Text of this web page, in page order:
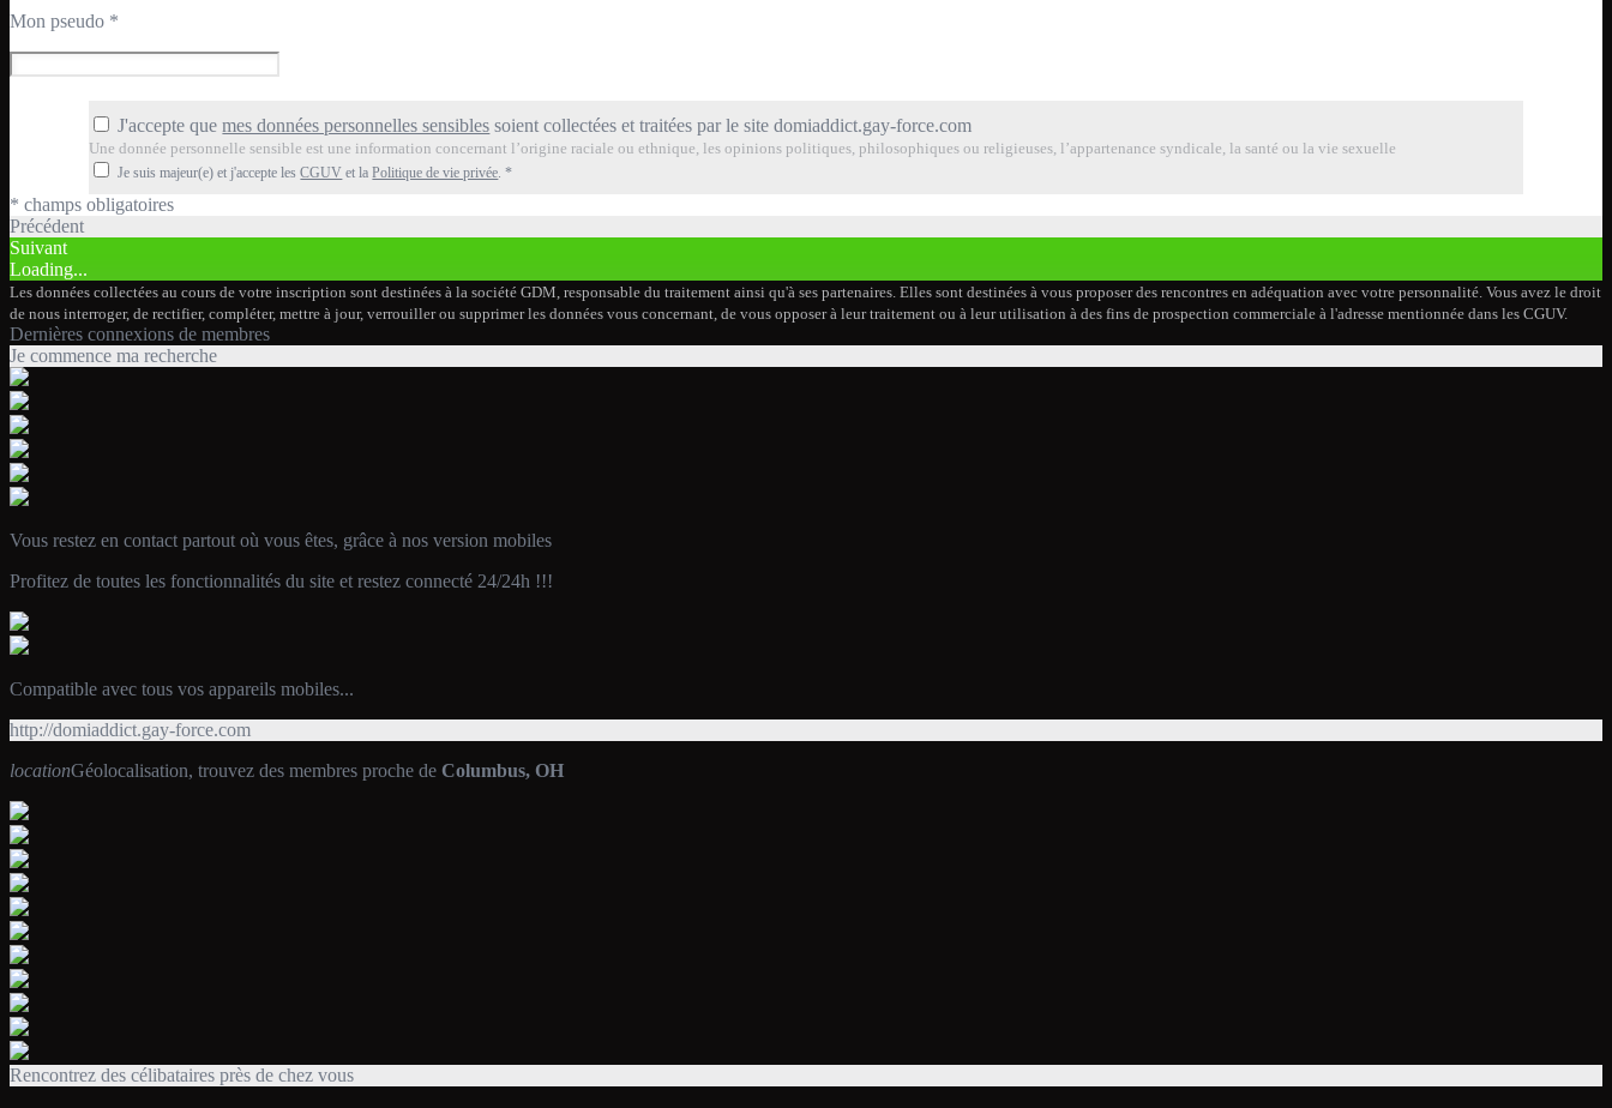
Mon pseudo *
J'accepte quemes données personnelles sensibles soient collectées et traitées par le site domiaddict.gay-force.com
Une donnée personnelle sensible est une information concernant l’origine raciale ou ethnique, les opinions politiques, philosophiques ou religieuses, l’appartenance syndicale, la santé ou la vie sexuelle
Je suis majeur(e) et j'accepte lesCGUV et laPolitique de vie privée .*
* champs obligatoires
Précédent
Suivant
Loading...
Les données collectées au cours de votre inscription sont destinées à la société GDM, responsable du traitement ainsi qu'à ses partenaires. Elles sont destinées à vous proposer des rencontres en adéquation avec votre personnalité. Vous avez le droit
de nous interroger, de rectifier, compléter, mettre à jour, verrouiller ou supprimer les données vous concernant, de vous opposer à leur traitement ou à leur utilisation à des fins de prospection commerciale à l'adresse mentionnée dans les CGUV.
Dernières connexions de membres
Je commence ma recherche
Vous restez en contact partout où vous êtes, grâce à nos version mobiles
Profitez de toutes les fonctionnalités du site et restez connecté 24/24h !!!
Compatible avec tous vos appareils mobiles...
http://domiaddict.gay-force.com
locationGéolocalisation, trouvez des membres proche de Columbus, OH
Rencontrez des célibataires près de chez vous